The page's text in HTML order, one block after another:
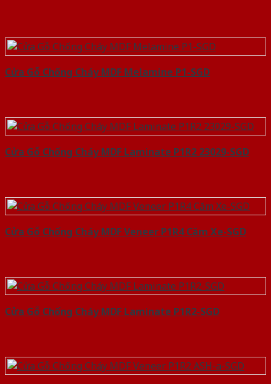
Cửa Gỗ Chống Cháy MDF Melamine P1-SGD
Cửa Gỗ Chống Cháy MDF Laminate P1R2 23029-SGD
Cửa Gỗ Chống Cháy MDF Veneer P1R4 Căm Xe-SGD
Cửa Gỗ Chống Cháy MDF Laminate P1R2-SGD